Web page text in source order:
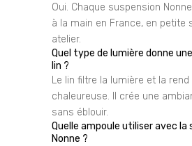
Oui. Chaque suspension
à la main en France, en petite
atelier.
Quel type de lumière donne
lin ?
Le lin filtre la lumière et la
chaleureuse. Il crée une
sans éblouir.
Quelle ampoule utiliser avec la
Nonne ?